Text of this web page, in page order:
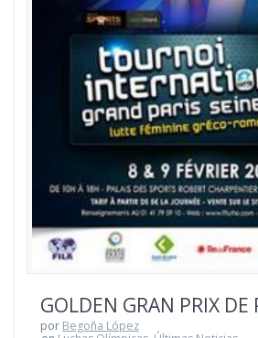
GOLDEN GRAN PRIX DE
por Begoña López